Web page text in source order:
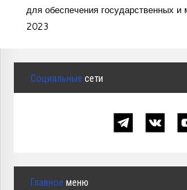
для обеспечения государственных
2023
Социальные сети
Главное меню